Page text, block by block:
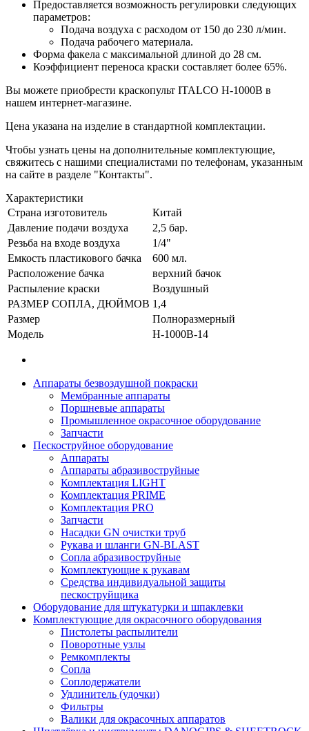
Предоставляется возможность регулировки следующих
параметров:
Подача воздуха с расходом от 150 до 230 л/мин.
Подача рабочего материала.
Форма факела с максимальной длиной до 28 см.
Коэффициент переноса краски составляет более 65%.
Вы можете приобрести краскопульт ITALCO H-1000B в
нашем интернет-магазине.
Цена указана на изделие в стандартной комплектации.
Чтобы узнать цены на дополнительные комплектующие,
свяжитесь с нашими специалистами по телефонам, указанным
на сайте в разделе "Контакты".
Характеристики
Страна изготовитель
Китай
Давление подачи воздуха
2,5 бар.
Резьба на входе воздуха
1/4"
Емкость пластикового бачка
600 мл.
Расположение бачка
верхний бачок
Распыление краски
Воздушный
РАЗМЕР СОПЛА, ДЮЙМОВ 1,4
Размер
Полноразмерный
Модель
H-1000B-14
Аппараты безвоздушной покраски
Мембранные аппараты
Поршневые аппараты
Промышленное окрасочное оборудование
Запчасти
Пескоструйное оборудование
Аппараты
Аппараты абразивоструйные
Комплектация LIGHT
Комплектация PRIME
Комплектация PRO
Запчасти
Насадки GN очистки труб
Рукава и шланги GN-BLAST
Сопла абразивоструйные
Комплектующие к рукавам
Средства индивидуальной защиты
пескоструйщика
Оборудование для штукатурки и шпаклевки
Комплектующие для окрасочного оборудования
Пистолеты распылители
Поворотные узлы
Ремкомплекты
Сопла
Соплодержатели
Удлинитель (удочки)
Фильтры
Валики для окрасочных аппаратов